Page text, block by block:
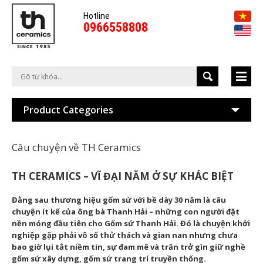
Hotline
0966558808
Product Categories
Câu chuyện về TH Ceramics
TH CERAMICS – VĨĐẠI NẰM ỞSỰ KHÁC BIỆT
Đằng sau thương hiệu gốm sứ với bề dày 30 năm là câu
chuyện ít kể của ông bà Thanh Hải – những con người đặt
nền móng đầu tiên cho Gốm sứ Thanh Hải. Đó là chuyện khởi
nghiệp gặp phải vô số thử thách và gian nan nhưng chưa
bao giờ lụi tắt niềm tin, sự đam mê và trăn trở gìn giữ nghề
gốm sứ xây dựng, gốm sứ trang trí truyền thống.